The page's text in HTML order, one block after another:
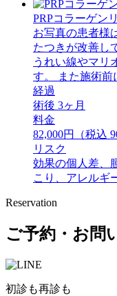
PRPコラーゲン
お写真の患者様
たつきが改善し
うれい線やマリ
す。 また施術
経過
術後 3ヶ月
料金
82,000円（税込
リスク
効果の個人差、
こり、アレルギ
Reservation
ご予約・お問
初診も再診も